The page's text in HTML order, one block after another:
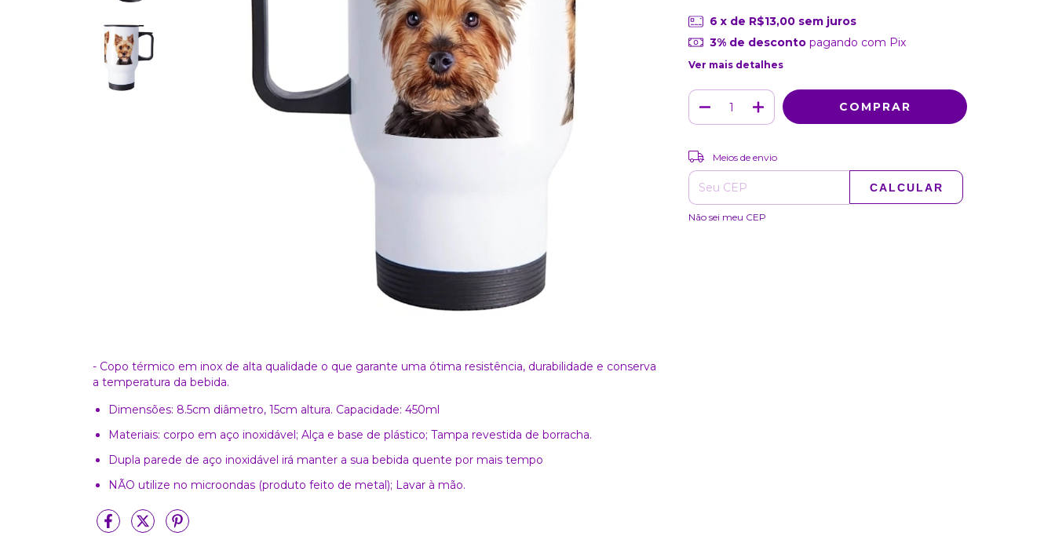
- Copo térmico em inox de alta qualidade o que garante uma ótima resistência, durabilidade e conserva
a temperatura da bebida.
Dimensões: 8.5cm diâmetro, 15cm altura. Capacidade: 450ml
Materiais: corpo em aço inoxidável; Alça e base de plástico; Tampa revestida de borracha.
Dupla parede de aço inoxidável irá manter a sua bebida quente por mais tempo
NÃO utilize no microondas (produto feito de metal); Lavar à mão.
6 x de R$13,00 sem juros
3% de descontopagando com Pix
Ver mais detalhes
Entregas para o CEP:
Meios de envio
CALCULAR
Não sei meu CEP